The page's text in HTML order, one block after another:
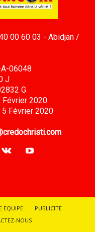
00 60 03 - Abidjan /
06048
J
G
Février 2020
5 Février 2020
EQUIPE
PUBLICITE
NOUS